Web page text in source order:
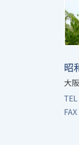
昭
大
TEL
FAX